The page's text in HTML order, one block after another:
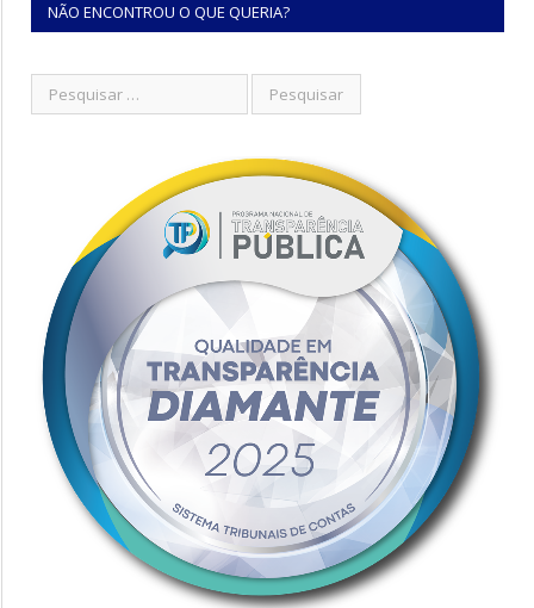
NÃO ENCONTROU O QUE QUERIA?